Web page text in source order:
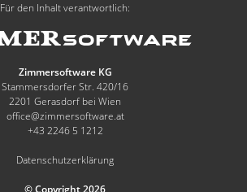
Für den Inhalt verantwortlich:
Zimmersoftware KG
Stammersdorfer Str. 420/16
2201 Gerasdorf bei Wien
office@zimmersoftware.at
+43 2246 5 1212
Datenschutzerklärung
© Copyright 2026